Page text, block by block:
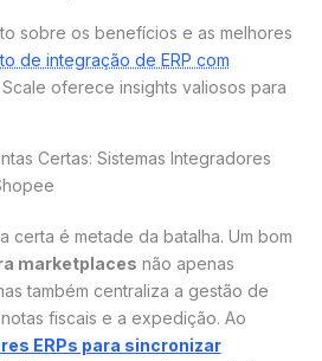
sobre os benefícios e as melhores
de integração de ERP com
oferece insights valiosos para
Certas: Sistemas Integradores
certa é metade da batalha. Um bom
marketplaces não apenas
também centraliza a gestão de
fiscais e a expedição. Ao
ERPs para sincronizar